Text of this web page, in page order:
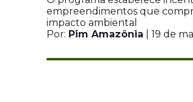
empreendimentos que
impacto ambiental
Por: Pim Amazônia | 19 de